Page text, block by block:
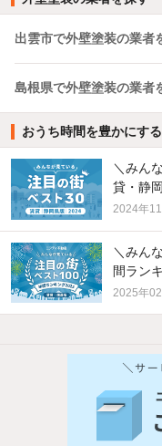
出雲市で外壁塗装の業者
島根県で外壁塗装の業者
おうち時間を豊かにす
＼みん
貸・静
2024年
＼みん
間ラン
2025年
バス・トイレ別